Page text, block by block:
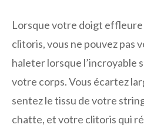
Lorsque votre doigt
clitoris, vous ne pouvez pas
haleter lorsque l’incroyable
votre corps. Vous écartez
sentez le tissu de votre
chatte, et votre clitoris qui